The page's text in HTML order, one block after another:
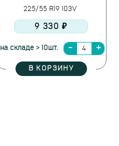
225/55 R19 103V
9 330 ₽
на складе > 10шт.
В КОРЗИНУ